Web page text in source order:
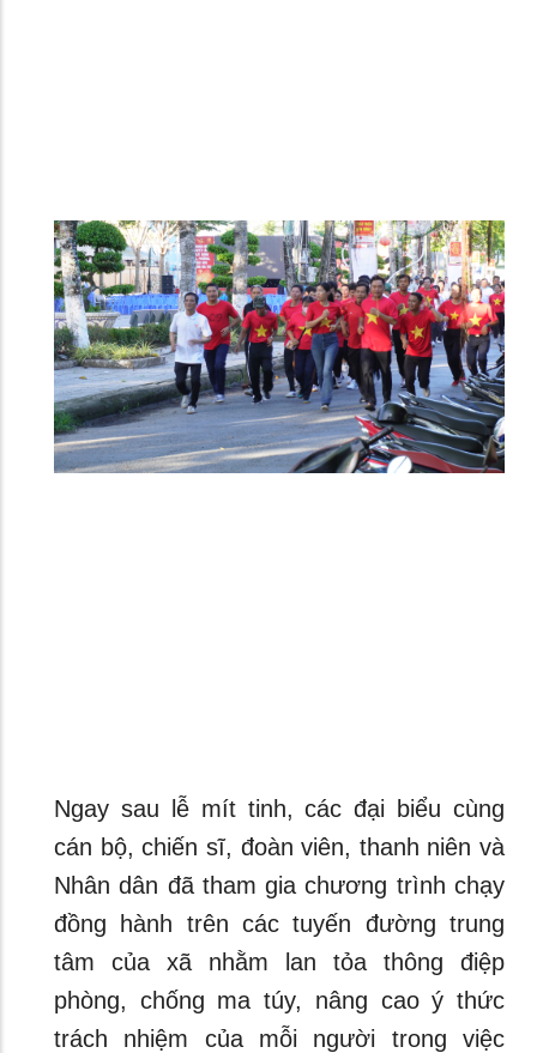
Ngay sau lễ mít tinh, các đại biểu cùng
cán bộ, chiến sĩ, đoàn viên, thanh niên và
Nhân dân đã tham gia chương trình chạy
đồng hành trên các tuyến đường trung
tâm của xã nhằm lan tỏa thông điệp
phòng, chống ma túy, nâng cao ý thức
trách nhiệm của mỗi người trong việc